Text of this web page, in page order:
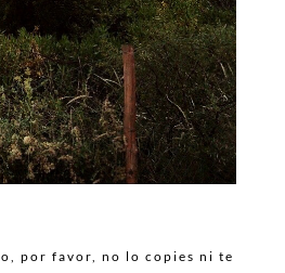
por favor, no lo copies ni te